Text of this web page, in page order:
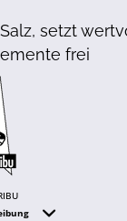
setzt
frei